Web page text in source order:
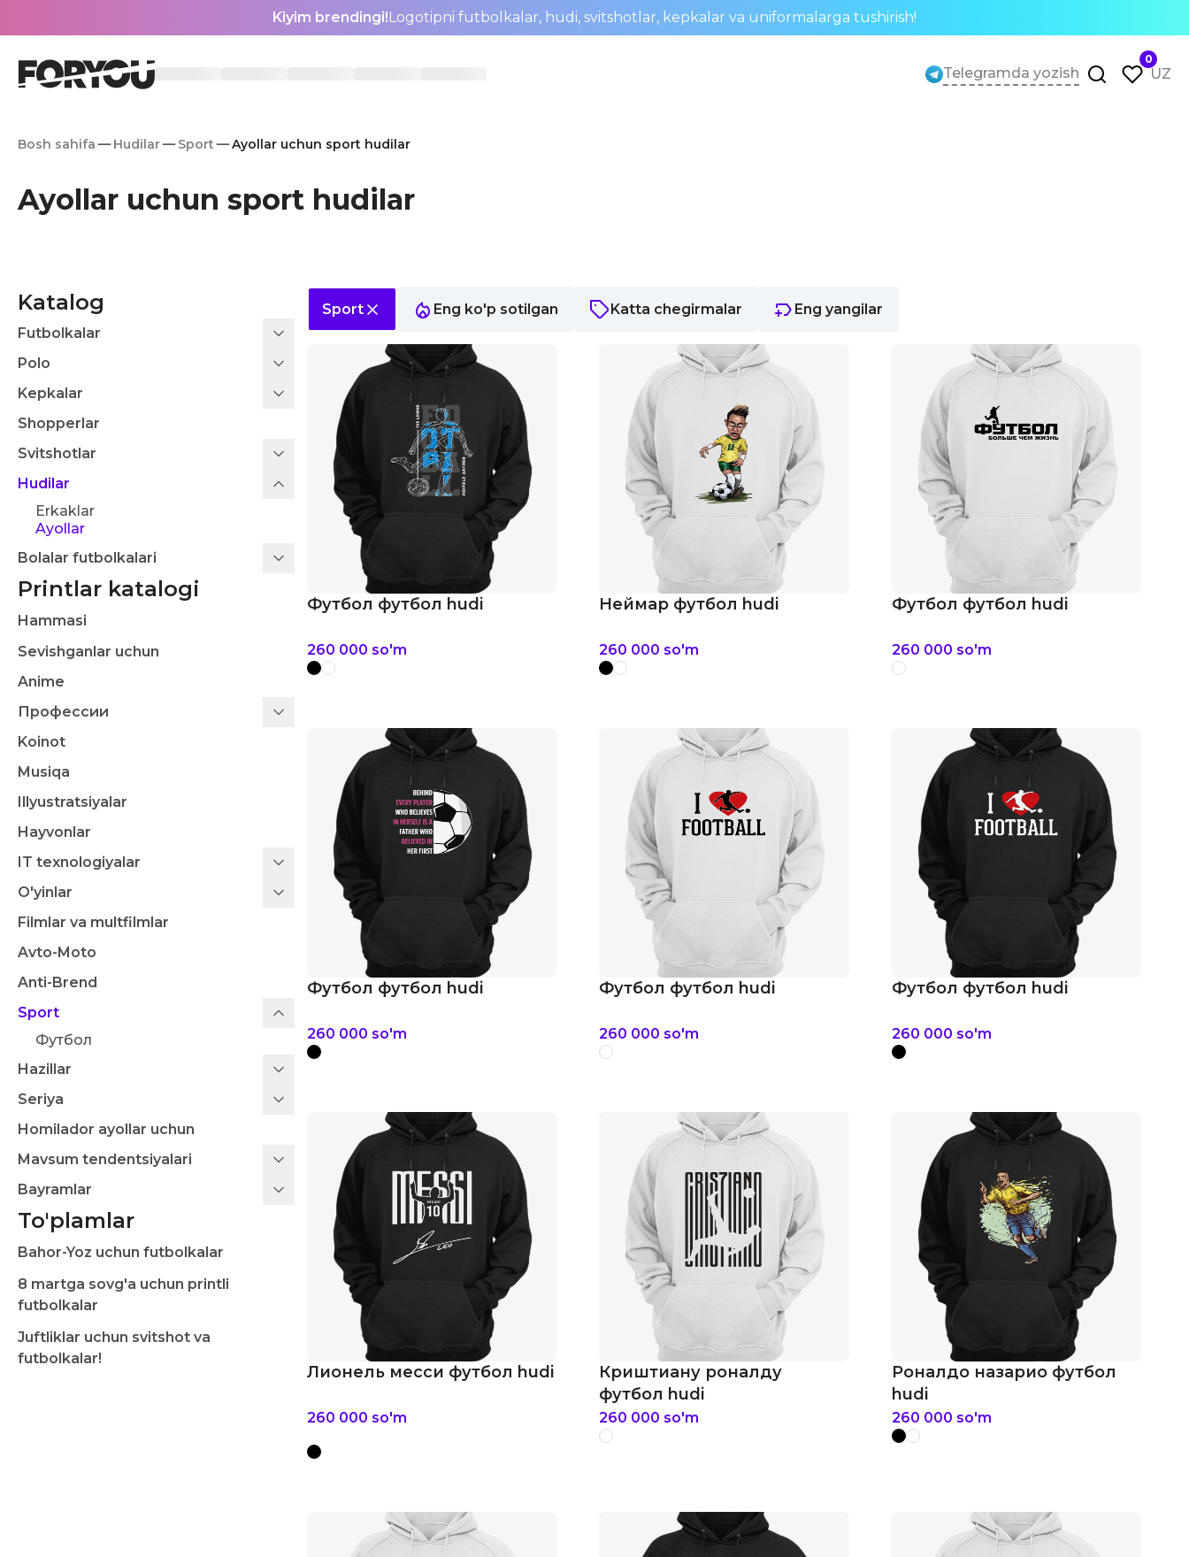
Kiyim brendingi!Logotipni futbolkalar, hudi, svitshotlar, kepkalar va uniformalarga tushirish!
Telegramda yozish
0
UZ
Bosh sahifa Hudilar Sport Ayollar uchun sport hudilar
Ayollar uchun sport hudilar
Katalog
Futbolkalar
Polo
Kepkalar
Shopperlar
Svitshotlar
Hudilar
Erkaklar
Ayollar
Bolalar futbolkalari
Printlar katalogi
Hammasi
Sevishganlar uchun
Anime
Профессии
Koinot
Musiqa
Illyustratsiyalar
Hayvonlar
IT texnologiyalar
O'yinlar
Filmlar va multfilmlar
Avto-Moto
Anti-Brend
Sport
Футбол
Hazillar
Seriya
Homilador ayollar uchun
Mavsum tendentsiyalari
Bayramlar
To'plamlar
Bahor-Yoz uchun futbolkalar
8 martga sovg'a uchun printli
futbolkalar
Juftliklar uchun svitshot va
futbolkalar!
Sport Eng ko'p sotilgan Katta chegirmalar Eng yangilar
Футбол футбол hudi
260 000 so'm
Неймар футбол hudi
260 000 so'm
Футбол футбол hudi
260 000 so'm
Футбол футбол hudi
260 000 so'm
Футбол футбол hudi
260 000 so'm
Футбол футбол hudi
260 000 so'm
Лионель месси футбол hudi
260 000 so'm
Криштиану роналду
футбол hudi
260 000 so'm
Роналдо назарио футбол
hudi
260 000 so'm